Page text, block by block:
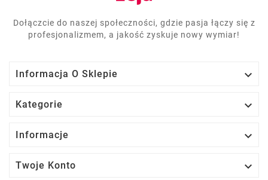
Dołączcie do naszej społeczności, gdzie pasja łączy się z
profesjonalizmem, a jakość zyskuje nowy wymiar!
Informacja O Sklepie 
Kategorie 
Informacje 
Twoje Konto 